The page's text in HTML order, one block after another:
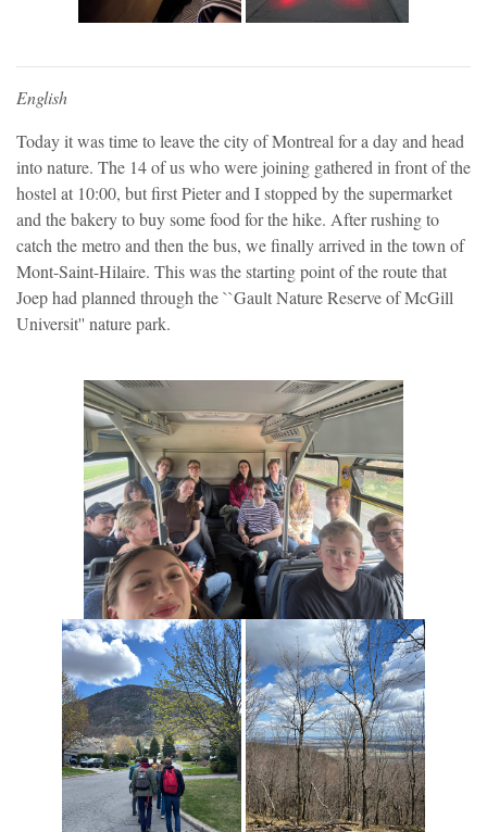
English
Today it was time to leave the city of Montreal for a day and head
into nature. The 14 of us who were joining gathered in front of the
hostel at 10:00, but first Pieter and I stopped by the supermarket
and the bakery to buy some food for the hike. After rushing to
catch the metro and then the bus, we finally arrived in the town of
Mont-Saint-Hilaire. This was the starting point of the route that
Joep had planned through the ``Gault Nature Reserve of McGill
Universit'' nature park.